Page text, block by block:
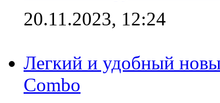
20.11.2023, 12:24
Легкий и удобный
Combo